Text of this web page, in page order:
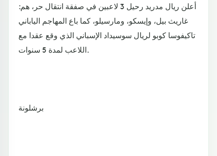
أعلن ريال مدريد رحيل 3 لاعبين في صفقة انتقال حر، هم:
غاريث بيل، وإيسكو، ومارسيلو، كما باع المهاجم الياباني
تاكيفوسا كوبو لريال سوسيداد الإسباني الذي وقع عقدا مع
اللاعب لمدة 5 سنوات.
برشلونة